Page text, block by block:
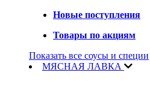
Новые поступления
Товары по акциям
Показать все соусы и специи
МЯСНАЯ ЛАВКА